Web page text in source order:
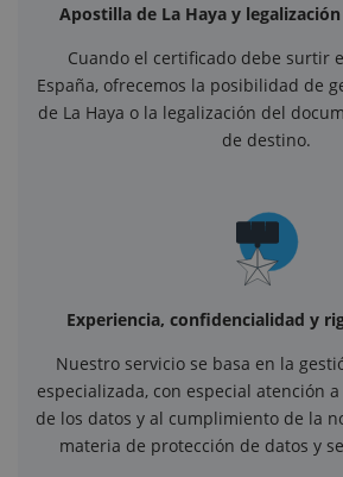
Apostilla de La Haya y
Cuando el certificado debe surtir
España, ofrecemos la posibilidad de
de La Haya o la legalización del
de destino.
Experiencia, confidencialidad y
Nuestro servicio se basa en la
especializada, con especial atención
de los datos y al cumplimiento de la
materia de protección de datos y